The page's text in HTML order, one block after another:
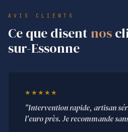
AVIS CLIENTS
Ce que disent nos
sur-Essonne
★★★★★
"Intervention rapide, artisan
l'euro près. Je recommande